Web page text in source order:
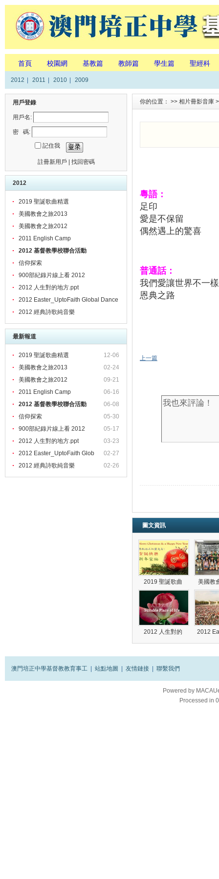
首頁 校園網 基教篇 教師篇 學生篇 聖經科
2012 2011 2010 2009
用戶登錄
用戶名:
密 碼:
記住我
註冊新用戶 找回密碼
2012
2019 聖誕歌曲精選
美國教會之旅2013
美國教會之旅2012
2011 English Camp
2012 基督教學校聯合活動
信仰探索
900部紀錄片線上看 2012
2012 人生對的地方.ppt
2012 Easter_UptoFaith Global Dance
2012 經典詩歌純音樂
最新報道
12-06
2019 聖誕歌曲精選
02-24
美國教會之旅2013
09-21
美國教會之旅2012
06-16
2011 English Camp
06-08
2012 基督教學校聯合活動
05-30
信仰探索
05-17
900部紀錄片線上看 2012
03-23
2012 人生對的地方.ppt
02-27
2012 Easter_UptoFaith Glob
02-26
2012 經典詩歌純音樂
你的位置： >> 相片冊影音庫
粵語：
足印
愛是不保留
偶然遇上的驚喜
普通話：
我們愛讓世界不一樣
恩典之路
上一篇
圖文資訊
2019 聖誕歌曲 美國教
2012 人生對的 2012
澳門培正中學基督教教育事工 站點地圖 友情鏈接 聯繫我們
Powered by
Processed in